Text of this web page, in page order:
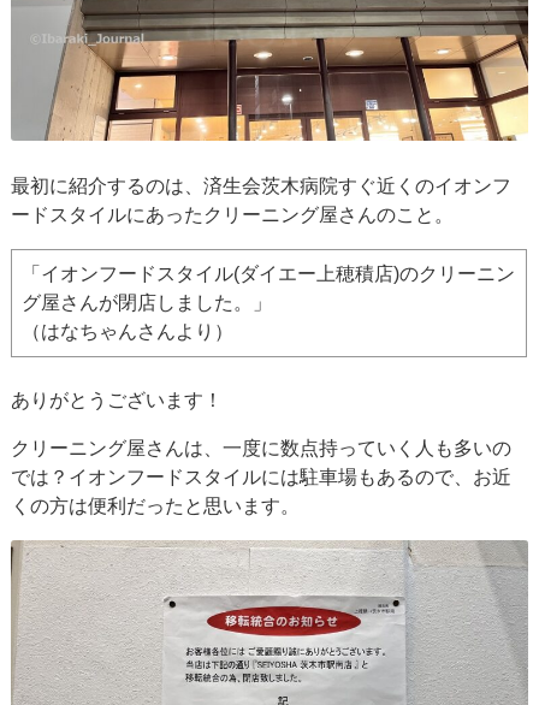
最初に紹介するのは、済生会茨木病院すぐ近くのイオンフ
ードスタイルにあったクリーニング屋さんのこと。
「イオンフードスタイル(ダイエー上穂積店)のクリーニン
グ屋さんが閉店しました。」
（はなちゃんさんより）
ありがとうございます！
クリーニング屋さんは、一度に数点持っていく人も多いの
では？イオンフードスタイルには駐車場もあるので、お近
くの方は便利だったと思います。